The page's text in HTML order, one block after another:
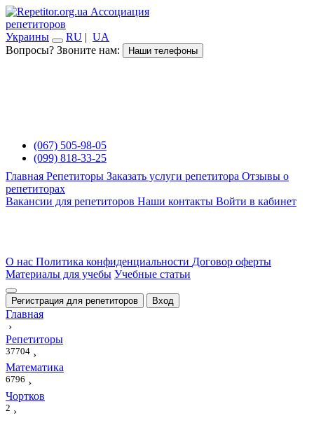
Ассоциация
репетиторов
Украины
RU | UA
Вопросы? Звоните нам:
Наши телефоны
(067) 505-98-05
(099) 818-33-25
Главная Репетиторы Заказать услуги репетитора Отзывы о
репетиторах
Вакансии для репетиторов Наши контакты Войти в кабинет
О нас Политика конфиденциальности Договор оферты
Материалы для учебы Учебные статьи
Регистрация для репетиторов Вход
Главная
›
Репетиторы
37704 ›
Математика
6796 ›
Чортков
2 ›